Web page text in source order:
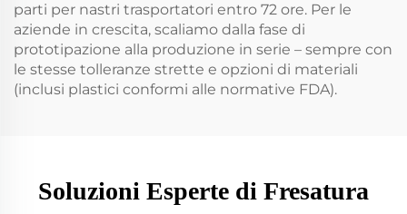
parti per nastri trasportatori entro 72 ore. Per le
aziende in crescita, scaliamo dalla fase di
prototipazione alla produzione in serie – sempre con
le stesse tolleranze strette e opzioni di materiali
(inclusi plastici conformi alle normative FDA).
Soluzioni Esperte di Fresatura